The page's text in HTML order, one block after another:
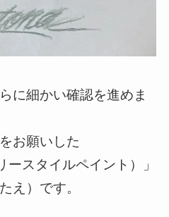
に細かい確認を進めま
お願いした
ースタイルペイント）」
え）です。